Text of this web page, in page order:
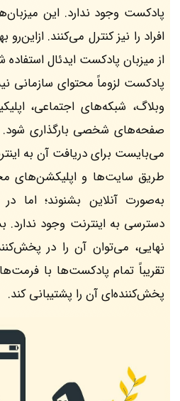
پادکست وجود ندارد. این
افراد را نیز کنترل می‌کنند.
از میزبان پادکست ایدئال استفاده
پادکست لزوماً محتوای سازمانی
وبلاگ، شبکه‌های اجتماعی،
صفحه‌های شخصی بارگذاری شود.
می‌بایست برای دریافت آن به
طریق سایت‌ها و اپلیکشن‌های
به‌صورت آنلاین بشنوند؛ اما
دسترسی به اینترنت وجود
نهایی، می‌توان آن را در
تقریباً تمام پادکست‌ها با
پخش‌کننده‌ای آن را پشتیبانی کند.